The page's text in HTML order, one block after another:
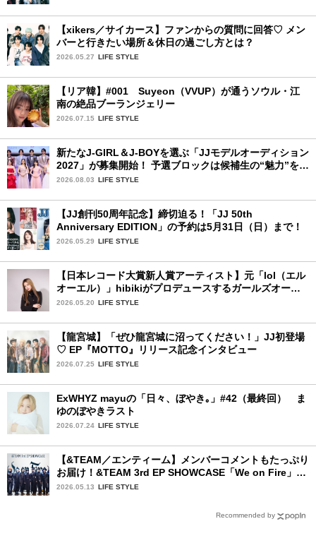
【xikers／サイカース】ファンからの質問に回答♡ メン
バーと行きたい場所＆休日の過ごし方とは？
2026.05.27 LIFE STYLE
【リア韓】#001 Suyeon（VVUP）が通うソウル・江
南の絶品ブーランジェリー
2026.07.15 LIFE STYLE
新たなJ-GIRL＆J-BOYを選ぶ「JJモデルオーディション
2027」が募集開始！ 予選ブロックは候補生の“魅力”を重
視した「新システム」に変わります
2026.08.03 LIFE STYLE
【JJ創刊50周年記念】締切迫る！「JJ 50th
Anniversary EDITION」の予約は5月31日（日）まで！
2026.05.29 LIFE STYLE
【日本レコード大賞新人賞アーティスト】元「lol（エル
オーエル）」hibikiがプロデュースするガールズオーデ
ィションが始動！ 応募は5月31日（日）まで
2026.05.20 LIFE STYLE
【龍宮城】「ぜひ龍宮城に沼ってください！」JJ初登場
♡ EP『MOTTO』リリース記念インタビュー
2026.07.25 LIFE STYLE
ExWHYZ mayuの「日々、ぼやき｡」#42（最終回） ま
ゆのぼやきラスト
2026.07.24 LIFE STYLE
【&TEAM／エンティーム】メンバーコメントもたっぷり
お届け！&TEAM 3rd EP SHOWCASE「We on Fire」を
詳細レポート【前編】
2026.05.13 LIFE STYLE
Recommended by